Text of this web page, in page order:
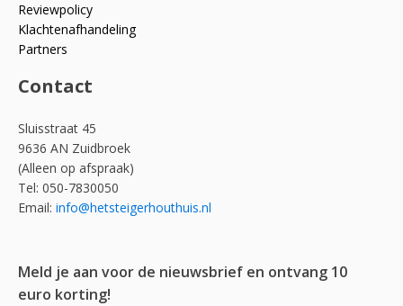
Reviewpolicy
Klachtenafhandeling
Partners
Contact
Sluisstraat 45
9636 AN Zuidbroek
(Alleen op afspraak)
Tel: 050-7830050
Email: info@hetsteigerhouthuis.nl
Meld je aan voor de nieuwsbrief en ontvang 10
euro korting!